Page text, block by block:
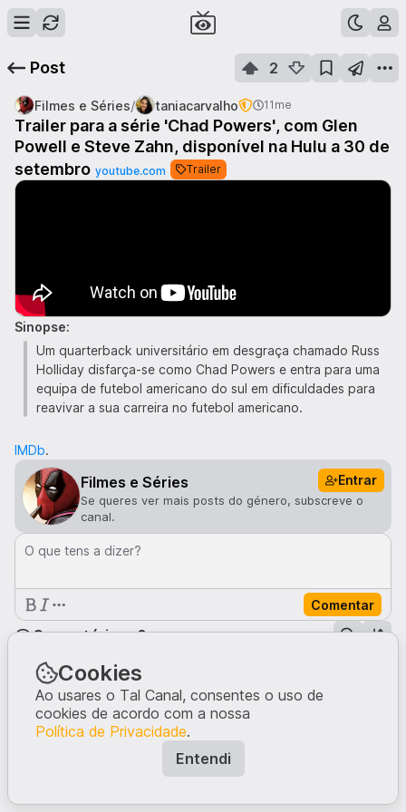
Post 2
Filmes e Séries/ taniacarvalho 11me
Trailer para a série 'Chad Powers', com Glen
Powell e Steve Zahn, disponível na Hulu a 30 de
setembro youtube.com Trailer
Sinopse:
Um quarterback universitário em desgraça chamado Russ
Holliday disfarça-se como Chad Powers e entra para uma
equipa de futebol americano do sul em dificuldades para
reavivar a sua carreira no futebol americano.
IMDb.
Filmes e Séries Entrar
Se queres ver mais posts do género, subscreve o
canal.
O que tens a dizer?
Comentar
Comentários · 0
Ninguém comentou neste post.
Escreve a tua opinião, dando início à conversa.
Cookies
Ao usares o Tal Canal, consentes o uso de
cookies de acordo com a nossa
Política de Privacidade.
Entendi